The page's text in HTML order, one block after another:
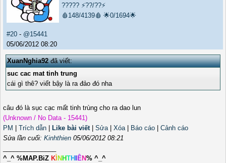
????? ⚡??/??⚡
🩸148/4139🩸 🌟0/1694🌟
#20 - @15441
05/06/2012 08:20
XuanNghia92đã viết:
suc cac mat tinh trung
cái gì thê? viết bậy là ra đảo đó nha
câu đó là sục cạc mất tinh trùng cho ra dao lun
(Unknown / No Data - 15441)
PM
Trích dẫn Like bài viết| Sửa| Xóa| Báo cáo
Cảnh cáo
Sửa lần cuối: Kinhthien 05/06/2012 08:21
^_^ %MAP.BiZ K N HTH ÊN% ^_^